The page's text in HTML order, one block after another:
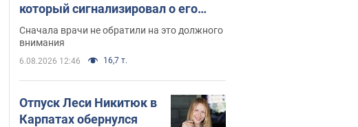
который сигнализировал о его
"агрессивном" раке
Сначала врачи не обратили на это должного
внимания
6.08.2026 12:46 16,7 т.
Отпуск Леси Никитюк в
Карпатах обернулся